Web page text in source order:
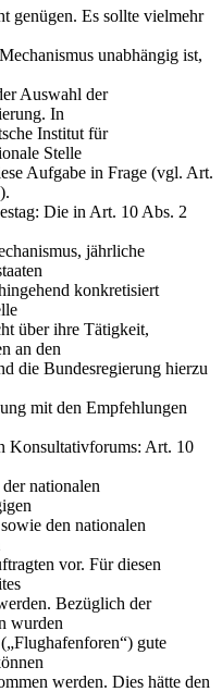
genügen. Es sollte vielmehr
unabhängig ist,
Auswahl der
In
Institut für
Stelle
Aufgabe in Frage (vgl. Art.
Die in Art. 10 Abs. 2
jährliche
konkretisiert
über ihre Tätigkeit,
an den
die Bundesregierung hierzu
mit den Empfehlungen
Konsultativforums: Art. 10
nationalen
den nationalen
vor. Für diesen
Bezüglich der
wurden
gute
werden. Dies hätte den